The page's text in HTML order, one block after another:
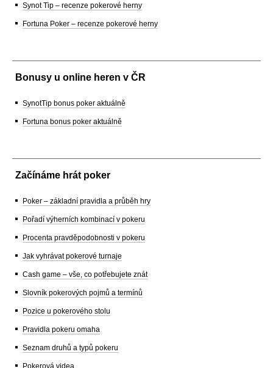
Synot Tip – recenze pokerové herny
Fortuna Poker – recenze pokerové herny
Bonusy u online heren v ČR
SynotTip bonus poker aktuálně
Fortuna bonus poker aktuálně
Začínáme hrát poker
Poker – základní pravidla a průběh hry
Pořadí výherních kombinací v pokeru
Procenta pravděpodobnosti v pokeru
Jak vyhrávat pokerové turnaje
Cash game – vše, co potřebujete znát
Slovník pokerových pojmů a termínů
Pozice u pokerového stolu
Pravidla pokeru omaha
Seznam druhů a typů pokeru
Pokerová videa